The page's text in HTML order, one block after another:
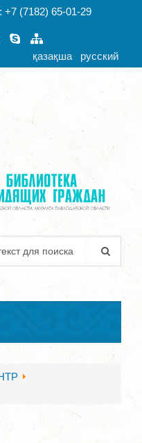
(7182) 65-01-29
қазақша русский